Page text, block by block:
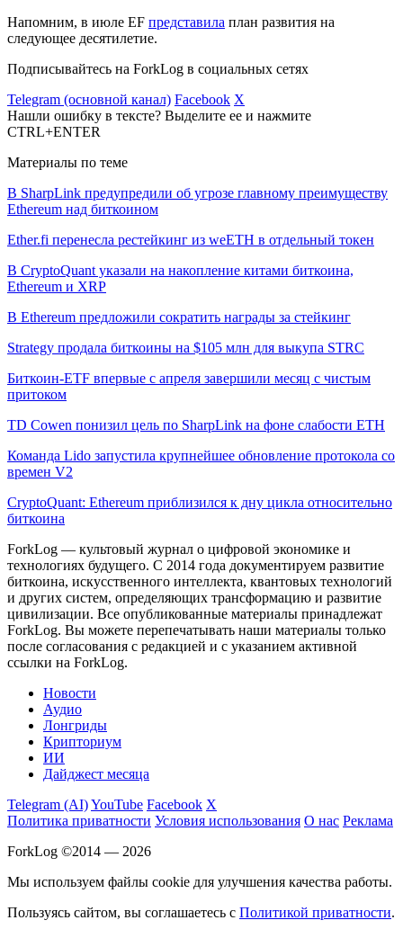
Напомним, в июле EF представила план развития на
следующее десятилетие.
Подписывайтесь на ForkLog в социальных сетях
Telegram (основной канал) Facebook X
Нашли ошибку в тексте? Выделите ее и нажмите
CTRL+ENTER
Материалы по теме
В SharpLink предупредили об угрозе главному преимуществу
Ethereum над биткоином
Ether.fi перенесла рестейкинг из weETH в отдельный токен
В CryptoQuant указали на накопление китами биткоина,
Ethereum и XRP
В Ethereum предложили сократить награды за стейкинг
Strategy продала биткоины на $105 млн для выкупа STRC
Биткоин-ETF впервые с апреля завершили месяц с чистым
притоком
TD Cowen понизил цель по SharpLink на фоне слабости ETH
Команда Lido запустила крупнейшее обновление протокола со
времен V2
CryptoQuant: Ethereum приблизился к дну цикла относительно
биткоина
ForkLog — культовый журнал о цифровой экономике и
технологиях будущего. С 2014 года документируем развитие
биткоина, искусственного интеллекта, квантовых технологий
и других систем, определяющих трансформацию и развитие
цивилизации. Все опубликованные материалы принадлежат
ForkLog. Вы можете перепечатывать наши материалы только
после согласования с редакцией и с указанием активной
ссылки на ForkLog.
Новости
Аудио
Лонгриды
Крипториум
ИИ
Дайджест месяца
Telegram (AI)YouTube Facebook X
Политика приватности Условия использования О нас Реклама
ForkLog ©2014 — 2026
Мы используем файлы cookie для улучшения качества работы.
Пользуясь сайтом, вы соглашаетесь с Политикой приватности.